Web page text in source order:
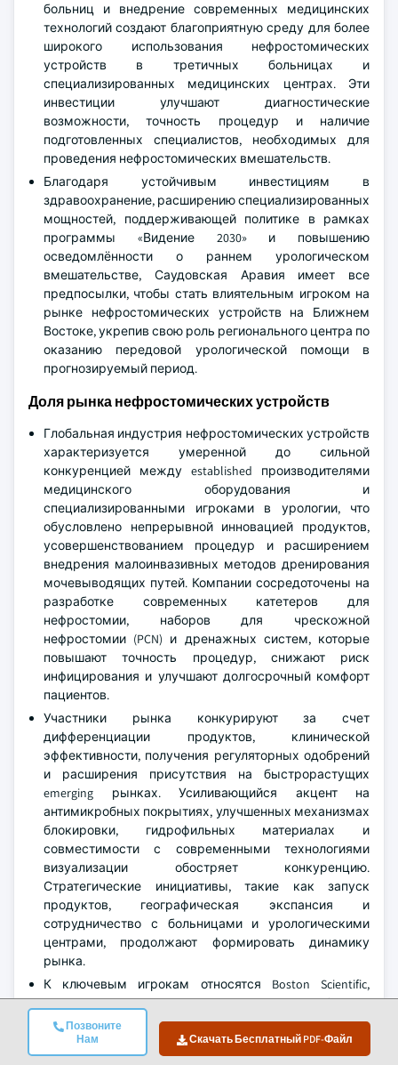
Позвоните
Нам
Скачать Бесплатный PDF-Файл
больниц и внедрение современных медицинских
технологий создают благоприятную среду для более
широкого использования нефростомических
устройств в третичных больницах и
специализированных медицинских центрах. Эти
инвестиции улучшают диагностические
возможности, точность процедур и наличие
подготовленных специалистов, необходимых для
проведения нефростомических вмешательств.
Благодаря устойчивым инвестициям в
здравоохранение, расширению специализированных
мощностей, поддерживающей политике в рамках
программы «Видение 2030» и повышению
осведомлённости о раннем урологическом
вмешательстве, Саудовская Аравия имеет все
предпосылки, чтобы стать влиятельным игроком на
рынке нефростомических устройств на Ближнем
Востоке, укрепив свою роль регионального центра по
оказанию передовой урологической помощи в
прогнозируемый период.
Доля рынка нефростомических устройств
Глобальная индустрия нефростомических устройств
характеризуется умеренной до сильной
конкуренцией между established производителями
медицинского оборудования и
специализированными игроками в урологии, что
обусловлено непрерывной инновацией продуктов,
усовершенствованием процедур и расширением
внедрения малоинвазивных методов дренирования
мочевыводящих путей. Компании сосредоточены на
разработке современных катетеров для
нефростомии, наборов для чрескожной
нефростомии (PCN) и дренажных систем, которые
повышают точность процедур, снижают риск
инфицирования и улучшают долгосрочный комфорт
пациентов.
Участники рынка конкурируют за счет
дифференциации продуктов, клинической
эффективности, получения регуляторных одобрений
и расширения присутствия на быстрорастущих
emerging рынках. Усиливающийся акцент на
антимикробных покрытиях, улучшенных механизмах
блокировки, гидрофильных материалах и
совместимости с современными технологиями
визуализации обостряет конкуренцию.
Стратегические инициативы, такие как запуск
продуктов, географическая экспансия и
сотрудничество с больницами и урологическими
центрами, продолжают формировать динамику
рынка.
К ключевым игрокам относятся Boston Scientific,
Becton, Dickinson and Company, Cook Medical, Teleflex и B.
Braun, которые collectively занимают примерно ~49% от
общей доли рынка. По мере роста глобальной
нагрузки от камней в почках, обструкций